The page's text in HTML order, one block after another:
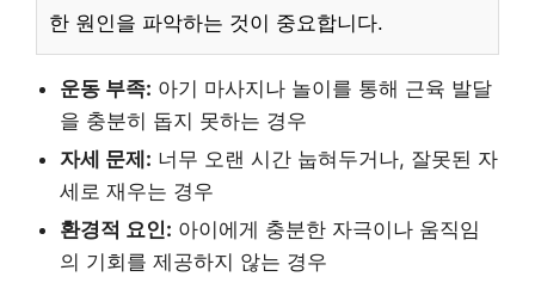
한 원인을 파악하는 것이 중요합니다.
운동 부족: 아기 마사지나 놀이를 통해 근육 발달
을 충분히 돕지 못하는 경우
자세 문제: 너무 오랜 시간 눕혀두거나, 잘못된 자
세로 재우는 경우
환경적 요인: 아이에게 충분한 자극이나 움직임
의 기회를 제공하지 않는 경우